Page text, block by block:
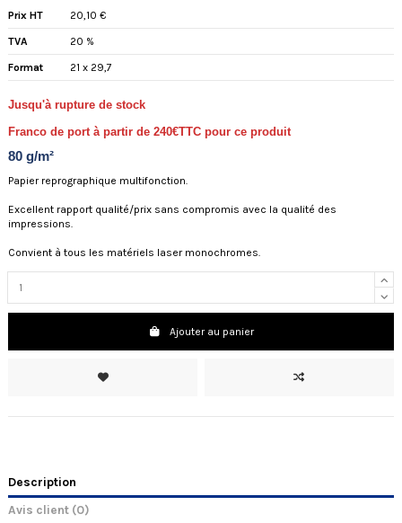
Prix HT 20,10 €
TVA 20 %
Format 21 x 29,7
Jusqu'à rupture de stock
Franco de port à partir de 240€TTC pour ce produit
80 g/m²
Papier reprographique multifonction.
Excellent rapport qualité/prix sans compromis avec la qualité des
impressions.
Convient à tous les matériels laser monochromes.
Ajouter au panier
Description
Avis client (0)